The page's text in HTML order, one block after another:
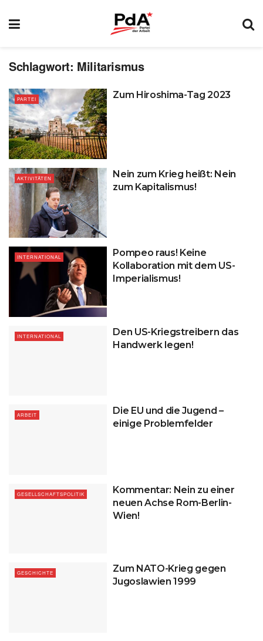
Schlagwort: Militarismus
PARTEI Zum Hiroshima-Tag 2023
AKTIVITÄTEN
Nein zum Krieg heißt: Nein
zum Kapitalismus!
INTERNATIONAL
Pompeo raus! Keine
Kollaboration mit dem US-
Imperialismus!
INTERNATIONAL
Den US-Kriegstreibern das
Handwerk legen!
ARBEIT
Die EU und die Jugend –
einige Problemfelder
GESELLSCHAFTSPOLITIK
Kommentar: Nein zu einer
neuen Achse Rom-Berlin-
Wien!
GESCHICHTE
Zum NATO-Krieg gegen
Jugoslawien 1999